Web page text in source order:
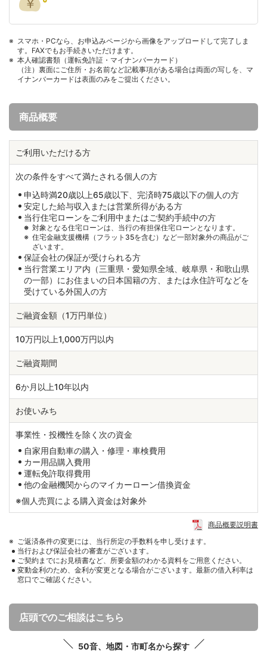
スマホ・PCなら、お申込みページから画像をアップロードして完了しま
す。FAXでもお手続きいただけます。
本人確認書類（運転免許証・マイナンバーカード）
（注）裏面にご住所・お名前など記載事項がある場合は両面の写しを、マ
イナンバーカードは表面のみをご提出ください。
商品概要
ご利用いただける方
次の条件をすべて満たされる個人の方
申込時満20歳以上65歳以下、完済時75歳以下の個人の方
安定した給与収入または営業所得がある方
当行住宅ローンをご利用中またはご契約手続中の方
対象となる住宅ローンは、当行の有担保住宅ローンとなります。
住宅金融支援機構（フラット35を含む）など一部対象外の商品がご
ざいます。
保証会社の保証が受けられる方
当行営業エリア内（三重県・愛知県全域、岐阜県・和歌山県
の一部）にお住まいの日本国籍の方、または永住許可などを
受けている外国人の方
ご融資金額（1万円単位）
10万円以上1,000万円以内
ご融資期間
6か月以上10年以内
お使いみち
事業性・投機性を除く次の資金
自家用自動車の購入・修理・車検費用
カー用品購入費用
運転免許取得費用
他の金融機関からのマイカーローン借換資金
※個人売買による購入資金は対象外
商品概要説明書
ご返済条件の変更には、当行所定の手数料を申し受けます。
当行および保証会社の審査がございます。
ご契約までにお見積書など、所要金額のわかる資料をご用意ください。
変動金利のため、金利が変更となる場合がございます。最新の借入利率は
窓口でご確認ください。
店頭でのご相談はこちら
50音、地図・市町名から探す